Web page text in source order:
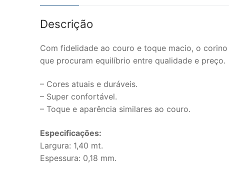
Descrição
Com fidelidade ao couro e toque macio, o
que procuram equilíbrio entre qualidade e preço.
– Cores atuais e duráveis.
– Super confortável.
– Toque e aparência similares ao couro.
Especificações:
Largura: 1,40 mt.
Espessura: 0,18 mm.